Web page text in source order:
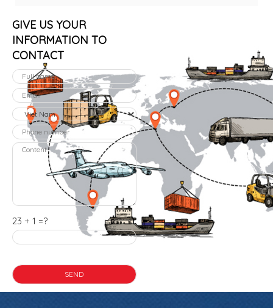
GIVE US YOUR
INFORMATION TO
CONTACT
23 + 1 =?